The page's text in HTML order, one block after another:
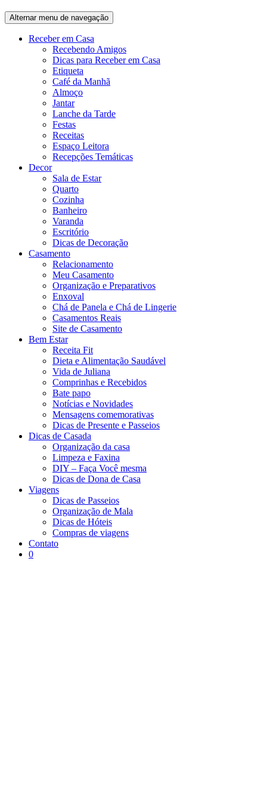
Alternar menu de navegação
Recebendo Amigos
Dicas para Receber em Casa
Etiqueta
Café da Manhã
Almoço
Jantar
Lanche da Tarde
Festas
Receitas
Espaço Leitora
Recepções Temáticas
Decor
Quarto
Cozinha
Banheiro
Varanda
Escritório
Dicas de Decoração
Casamento
Relacionamento
Meu Casamento
Organização e Preparativos
Enxoval
Chá de Panela e Chá de Lingerie
Casamentos Reais
Site de Casamento
Bem Estar
Receita Fit
Dieta e Alimentação Saudável
Vida de Juliana
Comprinhas e Recebidos
Bate papo
Notícias e Novidades
Mensagens comemorativas
Dicas de Presente e Passeios
Dicas de Casada
Organização da casa
Limpeza e Faxina
DIY – Faça Você mesma
Dicas de Dona de Casa
Viagens
Dicas de Passeios
Organização de Mala
Dicas de Hóteis
Compras de viagens
Contato
0